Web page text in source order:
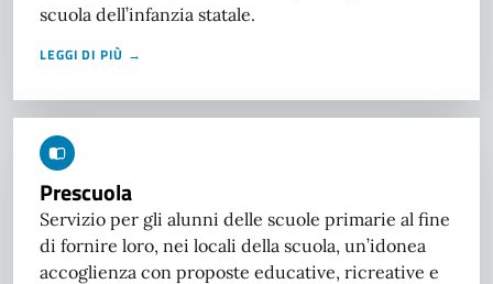
scuola dell’infanzia statale.
LEGGI DI PIÙ →
Prescuola
Servizio per gli alunni delle scuole primarie al fine
di fornire loro, nei locali della scuola, un’idonea
accoglienza con proposte educative, ricreative e